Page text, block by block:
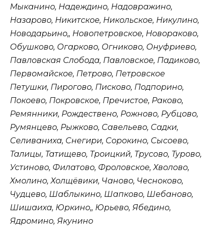
Мыканино, Надеждино, Надовражино,
Назарово, Никитское, Никольское, Никулино,
Новодарьино,, Новопетровское, Новораково,
Обушково, Огарково, Огниково, Онуфриево,
Павловская Слобода, Павловское, Падиково,
Первомайское, Петрово, Петровское
Петушки, Пирогово, Писково, Подпорино,
Покоево, Покровское, Пречистое, Раково,
Ремянники, Рождествено, Рожново, Рубцово,
Румянцево, Рыжково, Савельево, Садки,
Селиваниха, Снегири, Сорокино, Сысоево,
Талицы, Татищево, Троицкий, Трусово, Турово,
Устиново, Филатово, Фроловское, Хволово,
Хмолино, Холщёвики, Чаново, Чесноково,
Чудцево, Шаблыкино, Шапково, Шебаново,
Шишаиха, Юркино,, Юрьево, Ябедино,
Ядромино, Якунино